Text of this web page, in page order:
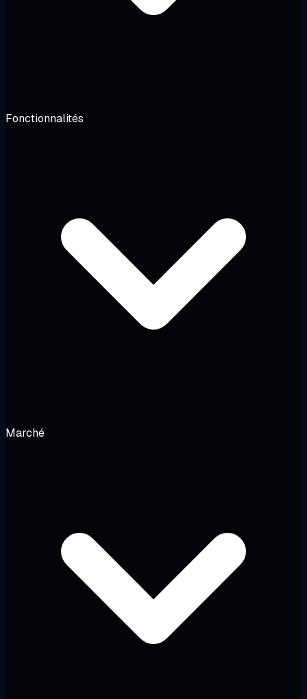
Fonctionnalités
Marché